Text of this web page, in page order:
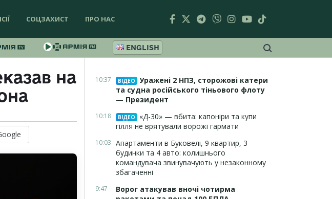
СОЦЗАХИСТ ПРО НАС
ENGLISH
на
10:37 ВІДЕО
Уражені 2 НПЗ, сторожові катери
та судна російського тіньового флоту
— Президент
10:18 ВІДЕО
«Д-30» — вбита: капоніри та купи
гілля не врятували ворожі гармати
10:03 Апартаменти в Буковелі, 9 квартир, 3
будинки та 4 авто: колишнього
командувача звинувачують у незаконному
збагаченні
9:47
Ворог атакував вночі чотирма